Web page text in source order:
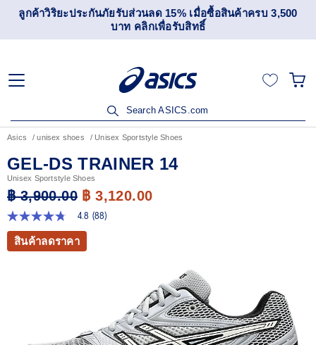
ลูกค้าวิริยะประกันภัยรับส่วนลด 15% เมื่อซื้อสินค้าครบ 3,500
บาท คลิกเพื่อรับสิทธิ์
Search ASICS.com
Asics unisex shoes Unisex Sportstyle Shoes
GEL-DS TRAINER 14
Unisex Sportstyle Shoes
฿ 3,900.00 ฿ 3,120.00
4.8
จาก
ดาว
4.8 (88)
สินค้าลดราคา